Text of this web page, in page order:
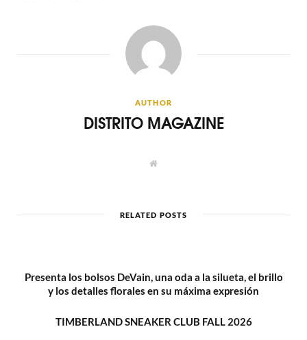
AUTHOR
DISTRITO MAGAZINE
W
e
RELATED POSTS
Presenta los bolsos DeVain, una oda a la silueta, el brillo
y los detalles florales en su máxima expresión
TIMBERLAND SNEAKER CLUB FALL 2026